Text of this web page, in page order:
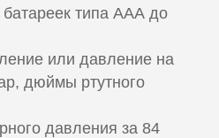
батареек типа ААА до
или давление на
дюймы ртутного
давления за 84